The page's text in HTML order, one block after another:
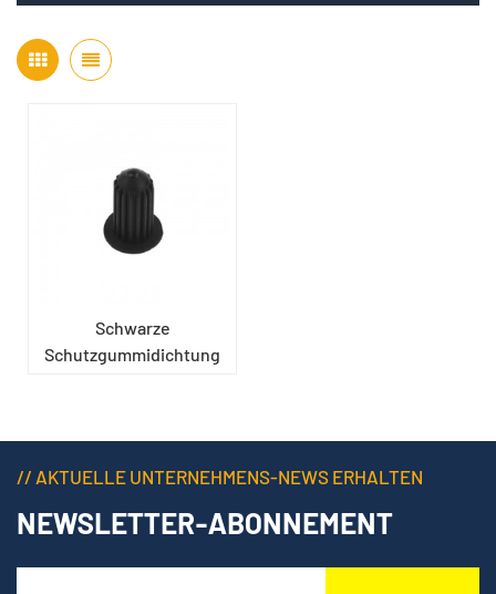
Schwarze
Schutzgummidichtung
// AKTUELLE UNTERNEHMENS-NEWS ERHALTEN
NEWSLETTER-ABONNEMENT